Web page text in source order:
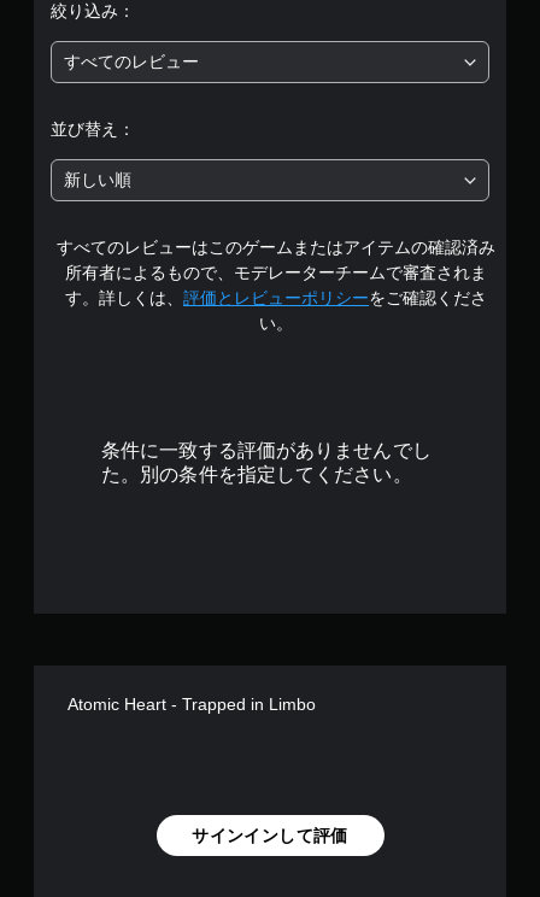
は
5
階
中
の
2
絞り込み：
すべてのレビュー
並び替え：
新しい順
すべてのレビューはこのゲームまたはアイテムの確認済み
所有者によるもので、モデレーターチームで審査されま
す。詳しくは、 評価とレビューポリシーをご確認くださ
い。
条件に一致する評価がありませんでし
た。別の条件を指定してください。
Atomic Heart - Trapped in Limbo
サインインして評価